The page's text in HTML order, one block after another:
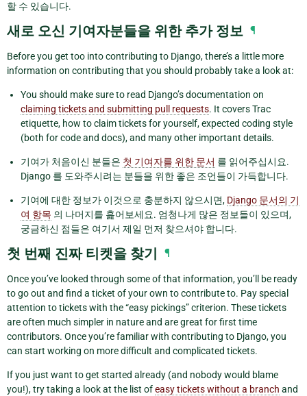
할 수 있습니다.
새로 오신 기여자분들을 위한 추가 정보 ¶
Before you get too into contributing to Django, there’s a little more
information on contributing that you should probably take a look at:
You should make sure to read Django’s documentation on
claiming tickets and submitting pull requests. It covers Trac
etiquette, how to claim tickets for yourself, expected coding style
(both for code and docs), and many other important details.
기여가 처음이신 분들은 첫 기여자를 위한 문서 를 읽어주십시요.
Django 를 도와주시려는 분들을 위한 좋은 조언들이 가득합니다.
기여에 대한 정보가 이것으로 충분하지 않으시면, Django 문서의 기
여 항목 의 나머지를 흝어보세요. 엄청나게 많은 정보들이 있으며,
궁금하신 점들은 여기서 제일 먼저 찾으셔야 합니다.
첫 번째 진짜 티켓을 찾기 ¶
Once you’ve looked through some of that information, you’ll be ready
to go out and find a ticket of your own to contribute to. Pay special
attention to tickets with the “easy pickings” criterion. These tickets
are often much simpler in nature and are great for first time
contributors. Once you’re familiar with contributing to Django, you
can start working on more difficult and complicated tickets.
If you just want to get started already (and nobody would blame
you!), try taking a look at the list ofeasy tickets without a branch and